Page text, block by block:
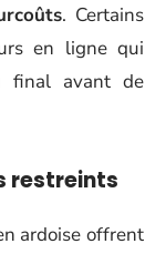
. Certains
en ligne qui
final avant de
restreints
ardoise offrent